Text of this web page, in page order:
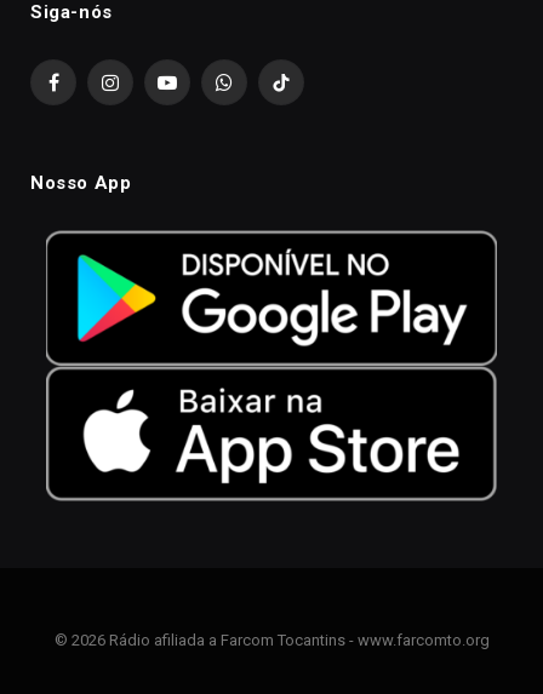
Siga-nós
FacebookInstagramYouTubeWhatsAppTikTok
Nosso App
© 2026 Rádio afiliada a Farcom Tocantins - www.farcomto.org